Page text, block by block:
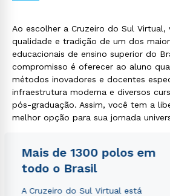
Ao escolher a Cruzeiro do Sul
qualidade e tradição de um dos
educacionais de ensino superior do
compromisso é oferecer ao aluno
métodos inovadores e docentes
infraestrutura moderna e diversos
pós-graduação. Assim, você tem a
melhor opção para sua jornada
Mais de 1300 polos em
todo o Brasil
A Cruzeiro do Sul Virtual está
Rápido e fácil
WhatsApp
ou
Estou de acordo com a
autorizo que meus dados sejam